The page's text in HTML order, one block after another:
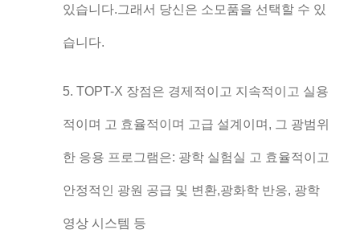
있습니다.그래서 당신은 소모품을 선택할 수 있
습니다.
5. TOPT-X 장점은 경제적이고 지속적이고 실용
적이며 고 효율적이며 고급 설계이며, 그 광범위
한 응용 프로그램은: 광학 실험실 고 효율적이고
안정적인 광원 공급 및 변환,광화학 반응, 광학
영상 시스템 등